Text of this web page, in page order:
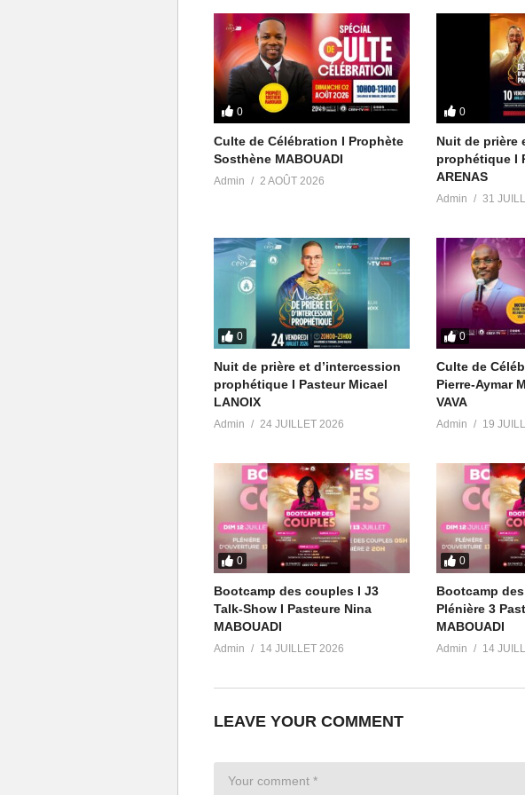
Audio :
Merci à notre notre compositeur artiste et Pasteur
Attribution (https://creativecommons.org/licenses/…)
Artiste : http://www.elomusic.fr/new-album-elom…
Item Title: Adventure Action Background Intro Trailer
Item URL: https://audiojungle.net/item/for-the-…
Purchase Date: 2022-01-08 21:55:59 UTC
(Visited 14 times, 1 visits today)
0
Culte de Célébration I Prophète
Sosthène MABOUADI
Admin 2 AOÛT 2026
0
Nuit de prière
prophétique I
ARENAS
Admin 31
0
Nuit de prière et d’intercession
prophétique I Pasteur Micael
LANOIX
Admin 24 JUILLET 2026
0
Culte de
Pierre-Aymar
VAVA
Admin 19
0
Bootcamp des couples I J3
Talk-Show I Pasteure Nina
MABOUADI
Admin 14 JUILLET 2026
0
Bootcamp
Plénière 3
MABOUADI
Admin 14
LEAVE YOUR COMMENT